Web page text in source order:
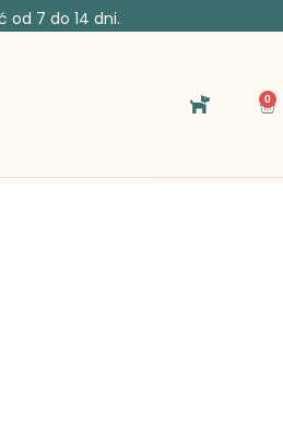
od 7 do 14 dni.
0